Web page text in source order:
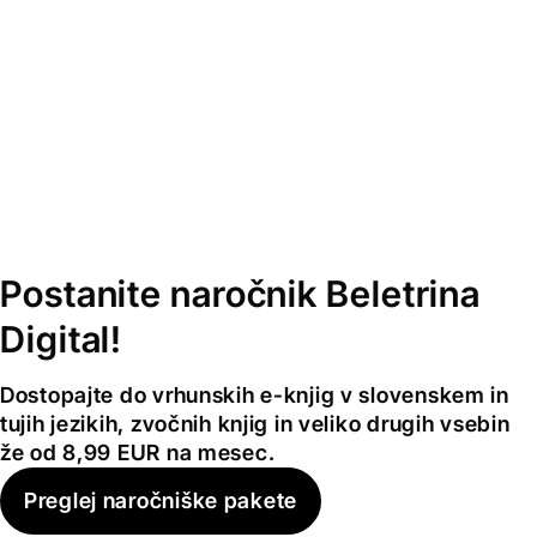
Postanite naročnik Beletrina
Digital!
Dostopajte do vrhunskih e-knjig v slovenskem in
tujih jezikih, zvočnih knjig in veliko drugih vsebin
že od 8,99 EUR na mesec.
Preglej naročniške pakete